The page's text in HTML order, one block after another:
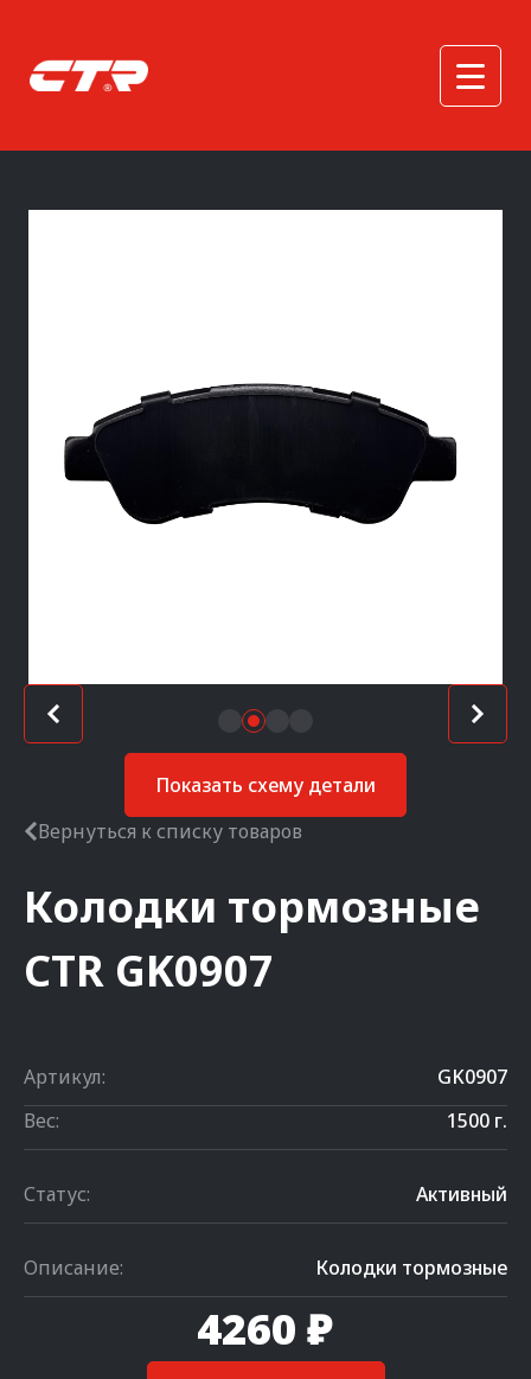
Показать схему детали
Вернуться к списку товаров
Колодки тормозные
CTR GK0907
Артикул:
GK0907
Вес:
1500 г.
Статус: Активный
Описание: Колодки тормозные
4260 ₽